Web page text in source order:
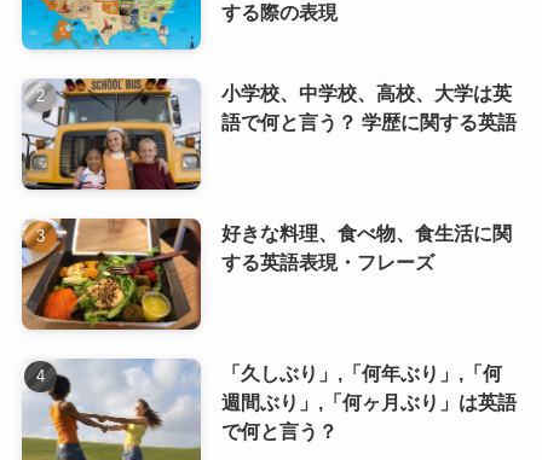
する際の表現
小学校、中学校、高校、大学は英
語で何と言う？ 学歴に関する英語
好きな料理、食べ物、食生活に関
する英語表現・フレーズ
「久しぶり」,「何年ぶり」,「何
週間ぶり」,「何ヶ月ぶり」は英語
で何と言う？